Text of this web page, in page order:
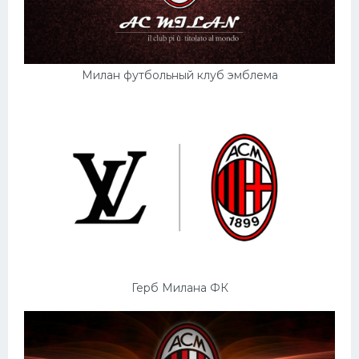
Милан футбольный клуб эмблема
Герб Милана ФК